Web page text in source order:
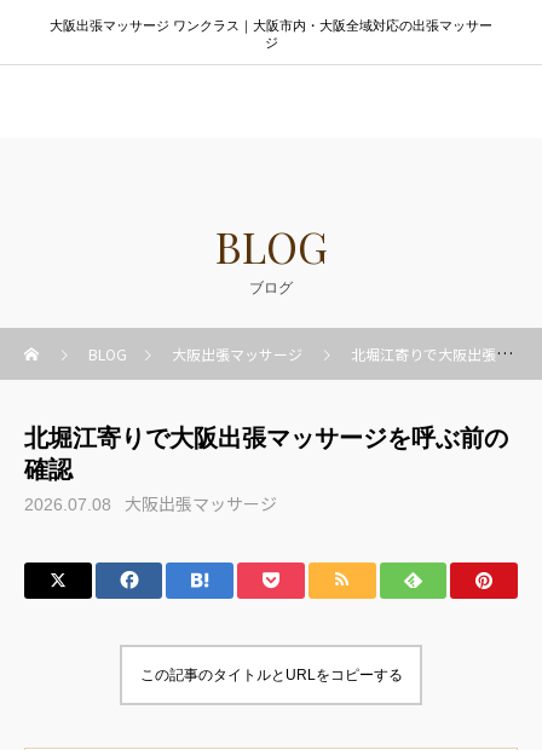
大阪出張マッサージ ワンクラス｜大阪市内・大阪全域対応の出張マッサー
ジ
BLOG
ブログ
BLOG 大阪出張マッサージ 北堀江寄りで大阪出張マッサージを呼ぶ前の確認
北堀江寄りで大阪出張マッサージを呼ぶ前の
確認
2026.07.08 大阪出張マッサージ
この記事のタイトルとURLをコピーする